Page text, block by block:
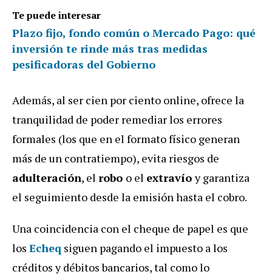
Te puede interesar
Plazo fijo, fondo común o Mercado Pago: qué
inversión te rinde más tras medidas
pesificadoras del Gobierno
Además, al ser cien por ciento online, ofrece la
tranquilidad de poder remediar los errores
formales (los que en el formato físico generan
más de un contratiempo), evita riesgos de
adulteración, el robo o el extravíoy garantiza
el seguimiento desde la emisión hasta el cobro.
Una coincidencia con el cheque de papel es que
los Echeq siguen pagando el impuesto a los
créditos y débitos bancarios, tal como lo